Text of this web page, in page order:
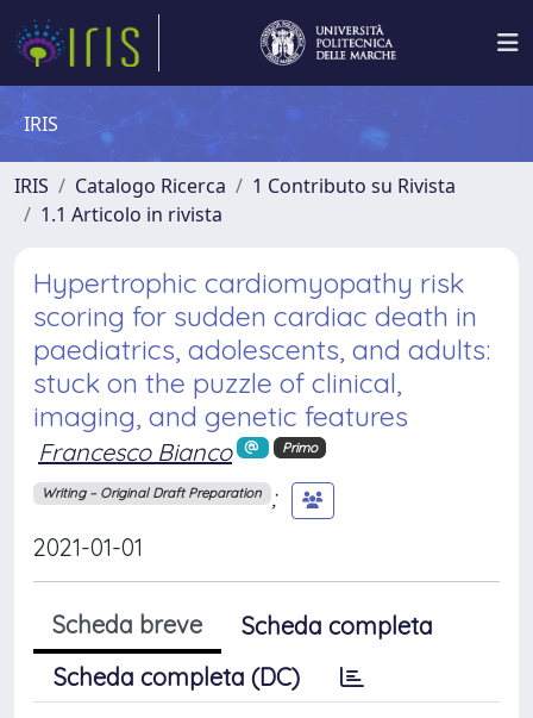
IRIS
IRIS Catalogo Ricerca
1 Contributo su Rivista
1.1 Articolo in rivista
Hypertrophic cardiomyopathy risk
scoring for sudden cardiac death in
paediatrics, adolescents, and adults:
stuck on the puzzle of clinical,
imaging, and genetic features
Francesco Bianco Primo
Writing – Original Draft Preparation ;
2021-01-01
Scheda breve
Scheda completa
Scheda completa (DC)